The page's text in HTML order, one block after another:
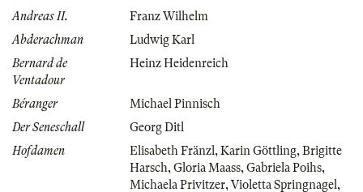
Andreas II.
Franz Wilhelm
Abderachman
Ludwig Karl
Bernard de
Ventadour
Heinz Heidenreich
Béranger
Michael Pinnisch
Der Seneschall
Georg Ditl
Hofdamen
Elisabeth Fränzl , Karin Göttling, Brigitte
Harsch, Gloria Maass, Gabriela Poihs,
Michaela Privitzer, Violetta Springnagel ,